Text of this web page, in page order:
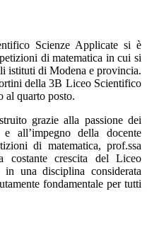
Scienze Applicate si è
di matematica in cui si
istituti di Modena e provincia.
della 3B Liceo Scientifico
al quarto posto.
grazie alla passione dei
all’impegno della docente
di matematica, prof.ssa
costante crescita del Liceo
una disciplina considerata
fondamentale per tutti